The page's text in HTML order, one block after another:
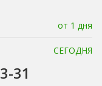
от 1 дня
СЕГОДНЯ
31